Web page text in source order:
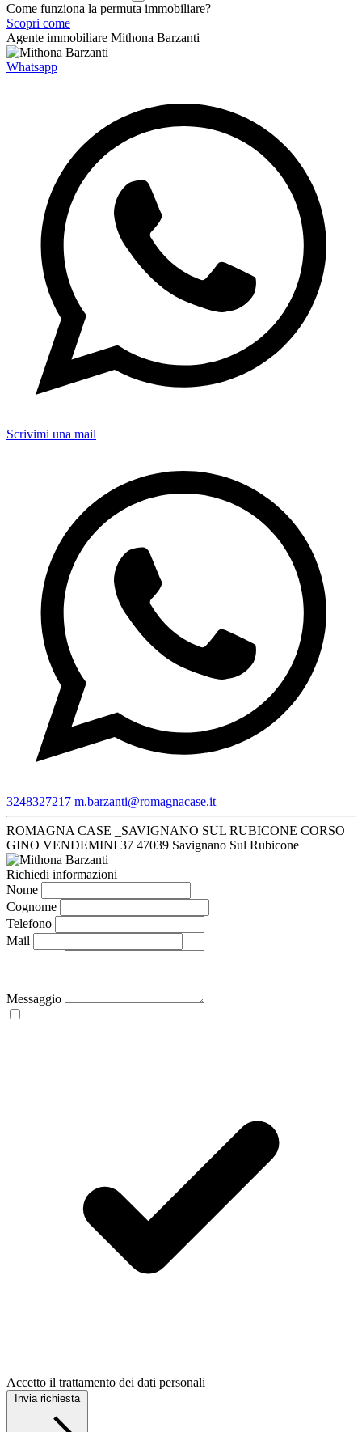
Come funziona la permuta immobiliare?
Scopri come
Agente immobiliare Mithona Barzanti
Whatsapp
Scrivimi una mail
3248327217 m.barzanti@romagnacase.it
ROMAGNA CASE _SAVIGNANO SUL RUBICONE CORSO
GINO VENDEMINI 37 47039 Savignano Sul Rubicone
Richiedi informazioni
Nome
Cognome
Telefono
Mail
Messaggio
Accetto il trattamento dei dati personali
Invia richiesta